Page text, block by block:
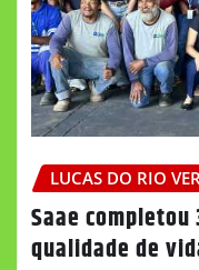
LUCAS DO RIO
Saae completou
qualidade de